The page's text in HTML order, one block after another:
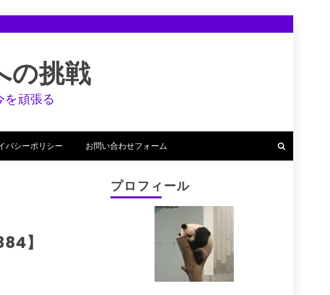
の挑戦
頑張る
バシーポリシー お問い合わせフォーム
】
プロフィール